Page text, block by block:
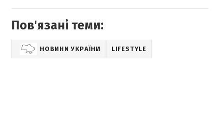
Пов'язані теми:
НОВИНИ УКРАЇНИ LIFESTYLE